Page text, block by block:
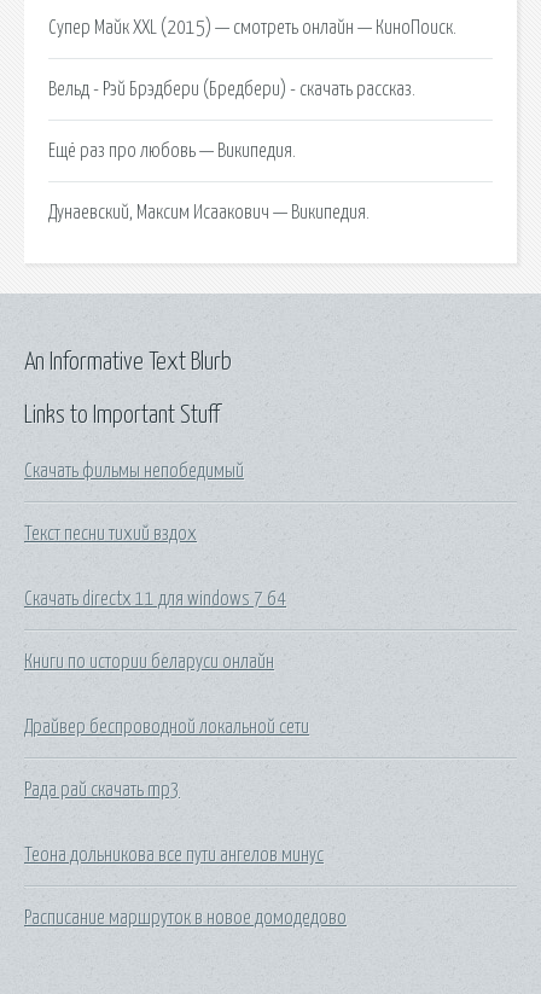
Супер Майк XXL (2015) — смотреть онлайн — КиноПоиск.
Вельд - Рэй Брэдбери (Бредбери) - скачать рассказ.
Ещё раз про любовь — Википедия.
Дунаевский, Максим Исаакович — Википедия.
Links to Important Stuff
Скачать фильмы непобедимый
Текст песни тихий вздох
Скачать directx 11 для windows 7 64
Книги по истории беларуси онлайн
Драйвер беспроводной локальной сети
Рада рай скачать mp3
Теона дольникова все пути ангелов минус
Расписание маршруток в новое домодедово
An Informative Text Blurb